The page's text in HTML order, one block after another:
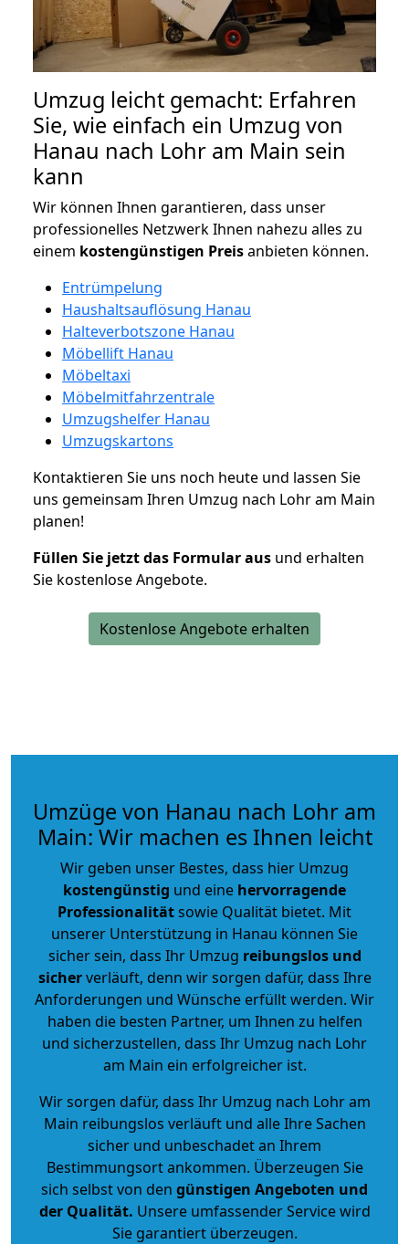
Umzug leicht gemacht: Erfahren
Sie, wie einfach ein Umzug von
Hanau nach Lohr am Main sein
kann
Wir können Ihnen garantieren, dass unser
professionelles Netzwerk Ihnen nahezu alles zu
einem kostengünstigen Preisanbieten können.
Entrümpelung
Haushaltsauflösung Hanau
Halteverbotszone Hanau
Möbellift Hanau
Möbeltaxi
Möbelmitfahrzentrale
Umzugshelfer Hanau
Umzugskartons
Kontaktieren Sie uns noch heute und lassen Sie
uns gemeinsam Ihren Umzug nach Lohr am Main
planen!
Füllen Sie jetzt das Formular aus und erhalten
Sie kostenlose Angebote.
Kostenlose Angebote erhalten
Umzüge von Hanau nach Lohr am
Main: Wir machen es Ihnen leicht
Wir geben unser Bestes, dass hier Umzug
kostengünstig und eine hervorragende
Professionalitätsowie Qualität bietet. Mit
unserer Unterstützung in Hanau können Sie
sicher sein, dass Ihr Umzug reibungslos und
sicherverläuft, denn wir sorgen dafür, dass Ihre
Anforderungen und Wünsche erfüllt werden. Wir
haben die besten Partner, um Ihnen zu helfen
und sicherzustellen, dass Ihr Umzug nach Lohr
am Main ein erfolgreicher ist.
Wir sorgen dafür, dass Ihr Umzug nach Lohr am
Main reibungslos verläuft und alle Ihre Sachen
sicher und unbeschadet an Ihrem
Bestimmungsort ankommen. Überzeugen Sie
sich selbst von den günstigen Angeboten und
der Qualität. Unsere umfassender Service wird
Sie garantiert überzeugen.